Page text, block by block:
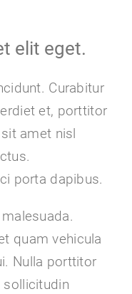
elit eget.
Curabitur
et, porttitor
amet nisl
porta dapibus.
quam vehicula
Nulla porttitor
sollicitudin